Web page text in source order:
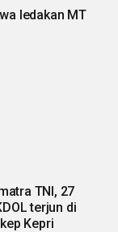
ledakan MT
TNI, 27
terjun di
Kepri